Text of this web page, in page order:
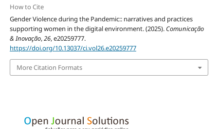
How to Cite
Gender Violence during the Pandemic:: narratives and practices
supporting women in the digital environment. (2025). Comunicação
& Inovação,26, e20259777.
https://doi.org/10.13037/ci.vol26.e20259777
More Citation Formats